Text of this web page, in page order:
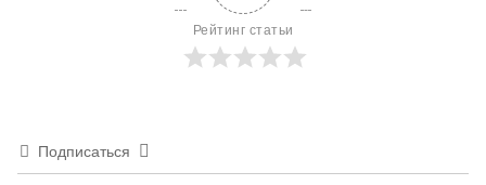
Рейтинг статьи
Подписаться